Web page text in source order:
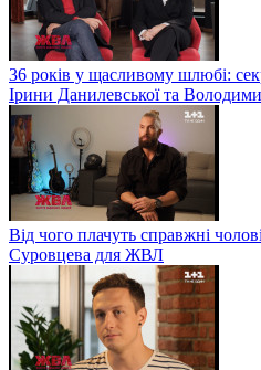
36 років у щасливому шлюбі:
Ірини Данилевської та
Від чого плачуть справжні
Суровцева для ЖВЛ